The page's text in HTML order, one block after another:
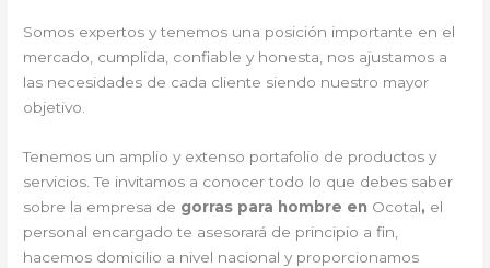
Somos expertos y tenemos una posición importante en el
mercado, cumplida, confiable y honesta, nos ajustamos a
las necesidades de cada cliente siendo nuestro mayor
objetivo.
Tenemos un amplio y extenso portafolio de productos y
servicios. Te invitamos a conocer todo lo que debes saber
sobre la empresa de gorras para hombre en Ocotal, el
personal encargado te asesorará de principio a fin,
hacemos domicilio a nivel nacional y proporcionamos